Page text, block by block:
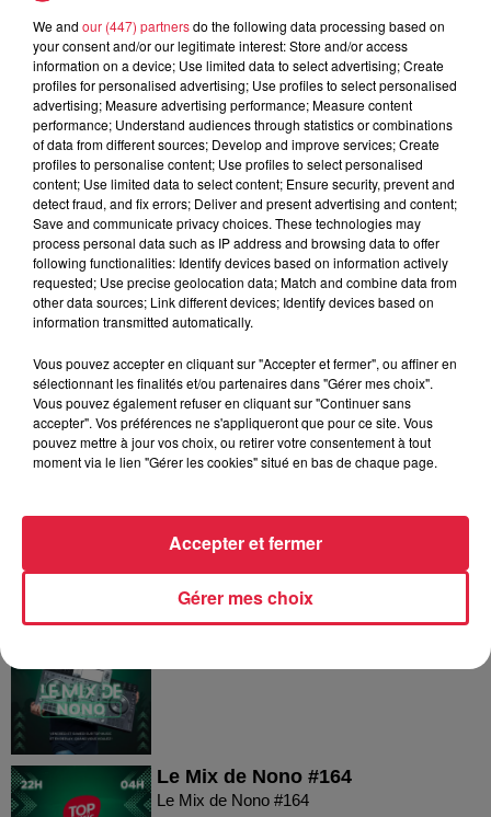
5 août 2026
Europa-Park : des précisons sur
l’après Euro-Mir
Dans la même série
Le Mix de Nono #167
Le Mix de Nono #166
Le Mix de Nono #165
Le Mix de Nono #164
Le Mix de Nono #164
We and our (447) partnersdo the following data processing based on
your consent and/or our legitimate interest: Store and/or access
information on a device; Use limited data to select advertising; Create
profiles for personalised advertising; Use profiles to select personalised
advertising; Measure advertising performance; Measure content
performance; Understand audiences through statistics or combinations
of data from different sources; Develop and improve services; Create
profiles to personalise content; Use profiles to select personalised
content; Use limited data to select content; Ensure security, prevent and
detect fraud, and fix errors; Deliver and present advertising and content;
Save and communicate privacy choices. These technologies may
process personal data such as IP address and browsing data to offer
following functionalities: Identify devices based on information actively
requested; Use precise geolocation data; Match and combine data from
other data sources; Link different devices; Identify devices based on
information transmitted automatically.
Vous pouvez accepter en cliquant sur "Accepter et fermer", ou affiner en
sélectionnant les finalités et/ou partenaires dans "Gérer mes choix".
Vous pouvez également refuser en cliquant sur "Continuer sans
accepter". Vos préférences ne s'appliqueront que pour ce site. Vous
pouvez mettre à jour vos choix, ou retirer votre consentement à tout
moment via le lien "Gérer les cookies" situé en bas de chaque page.
Gérer mes choix
Accepter et fermer